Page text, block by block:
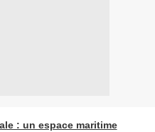
: un espace maritime